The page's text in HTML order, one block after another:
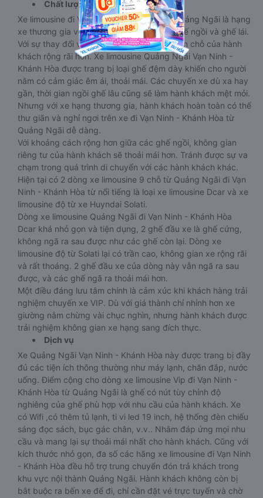
Chất lượng
Xe limousine đi Vạn Ninh - Khánh Hòa từ Quảng Ngãi là hạng
xe thương gia với khoảng tách biệt giữa ghế ngồi và ghế lái.
Với sự thay đổi về mặt kích thước ghế, khiến chỗ của hành
khách rộng rãi hơn. Xe limousine Quảng Ngãi Vạn Ninh -
Khánh Hòa được trang bị loại ghế đệm dày khiến cho người
nằm có cảm giác êm ái, thoải mái. Các chuyến xe dù xa hay
gần, thời gian ngồi ghế lâu cũng sẽ làm hành khách mệt mỏi.
Nhưng với xe hạng thương gia, hành khách hoàn toàn có thể
thư giãn và nghỉ ngơi trên xe đi Vạn Ninh - Khánh Hòa từ
Quảng Ngãi dễ dàng.
Với khoảng cách rộng hơn giữa các ghế ngồi, không gian
riêng tư của hành khách sẽ thoải mái hơn. Tránh được sự va
chạm trong quá trình di chuyển với các hành khách khác.
Hiện tại có 2 dòng xe limousine 9 chỗ từ Quảng Ngãi đi Vạn
Ninh - Khánh Hòa từ nổi tiếng là loại xe limousine Dcar và xe
limousine độ từ xe Huyndai Solati.
Dòng xe limousine Quảng Ngãi đi Vạn Ninh - Khánh Hòa
Dcar khá nhỏ gọn và tiện dụng, 2 ghế đầu xe là ghế cứng,
không ngã ra sau được như các ghế còn lại. Dòng xe
limousine độ từ Solati lại có trần cao, không gian xe rộng rãi
và rất thoáng. 2 ghế đầu xe của dòng này vẫn ngã ra sau
được, và các ghế ngã ra thoải mái hơn.
Một điều đáng lưu tâm chính là cảm xúc khi khách hàng trải
nghiệm chuyến xe VIP. Dù với giá thành chỉ nhỉnh hơn xe
giường nằm chừng vài chục nghìn, nhưng hành khách được
trải nghiệm không gian xe hạng sang đích thực.
Dịch vụ
Xe Quảng Ngãi Vạn Ninh - Khánh Hòa này được trang bị đầy
đủ các tiện ích thông thường như máy lạnh, chăn đắp, nước
uống. Điểm cộng cho dòng xe limousine Vip đi Vạn Ninh -
Khánh Hòa từ Quảng Ngãi là ghế có nút tùy chỉnh độ
nghiêng của ghế phù hợp với nhu cầu của hành khách. Xe
có Wifi ,có thêm tủ lạnh, ti vi led 19 inch, hệ thống đèn chiếu
sáng đọc sách, bục gác chân, v.v.. Nhằm đáp ứng mọi nhu
cầu và mang lại sự thoải mái nhất cho hành khách. Cũng với
kích thước nhỏ gọn, đa số các hãng xe limousine đi Vạn Ninh
- Khánh Hòa đều hỗ trợ trung chuyển đón trả khách trong
khu vực nội thành Quảng Ngãi. Hành khách không còn bị
bắt buộc ra bến xe để đi, chỉ cần đặt vé trực tuyến và chờ